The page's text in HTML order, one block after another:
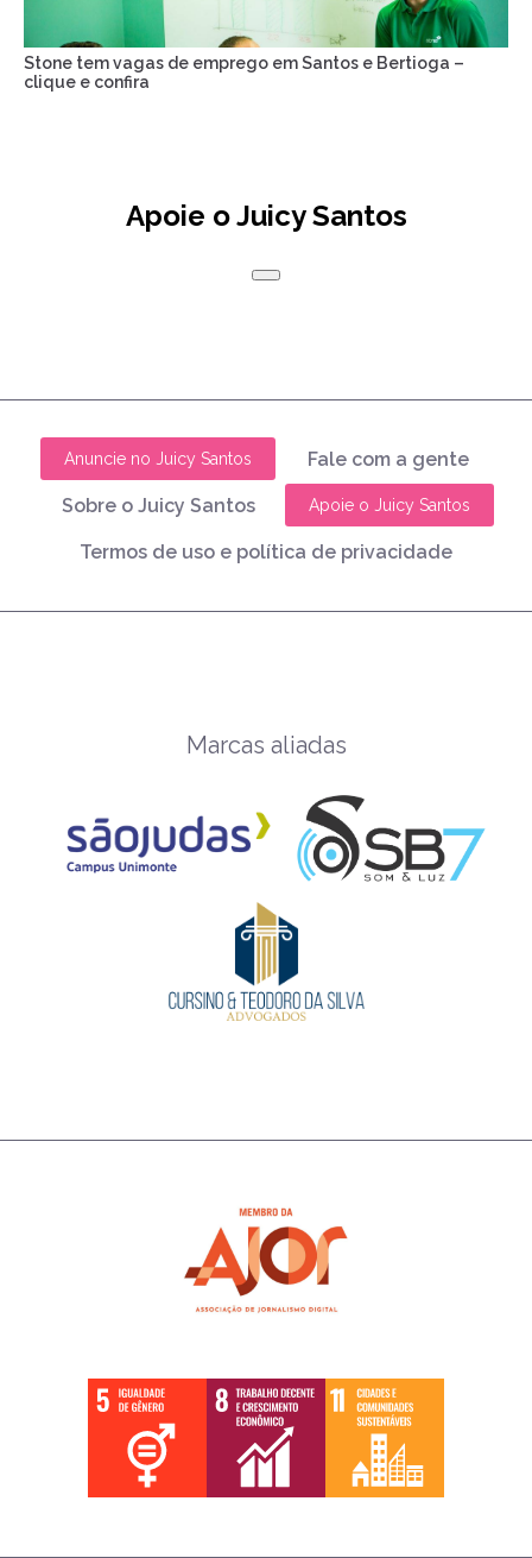
Stone tem vagas de emprego em Santos e Bertioga –
clique e confira
Apoie o Juicy Santos
Anuncie no Juicy Santos Fale com a gente
Sobre o Juicy Santos Apoie o Juicy Santos
Termos de uso e política de privacidade
Marcas aliadas